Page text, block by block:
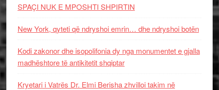
SPAÇI NUK E MPOSHTI SHPIRTIN
New York, qyteti që ndryshoi emrin… dhe ndryshoi botën
Kodi zakonor dhe isopolifonia dy nga monumentet e gjalla
madhështore të antikitetit shqiptar
Kryetari i Vatrës Dr. Elmi Berisha zhvilloi takim në